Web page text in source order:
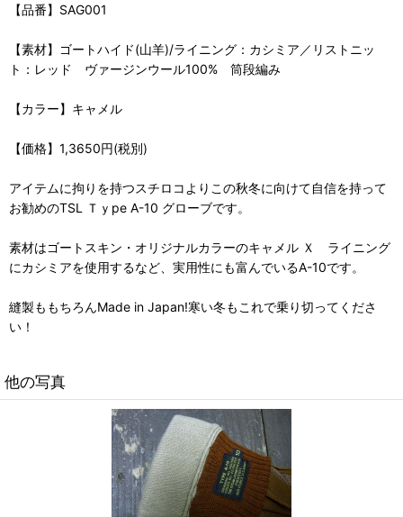
【品番】SAG001
【素材】ゴートハイド(山羊)/ライニング：カシミア／リストニッ
ト：レッド ヴァージンウール100% 筒段編み
【カラー】キャメル
【価格】1,3650円(税別)
アイテムに拘りを持つスチロコよりこの秋冬に向けて自信を持って
お勧めのTSL Ｔｙpe A-10 グローブです。
素材はゴートスキン・オリジナルカラーのキャメル Ｘ ライニング
にカシミアを使用するなど、実用性にも富んでいるA-10です。
縫製ももちろんMade in Japan!寒い冬もこれで乗り切ってくださ
い！
他の写真